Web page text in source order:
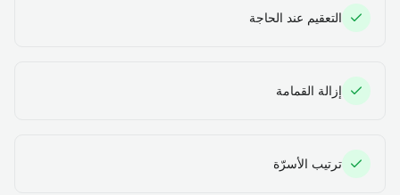
التعقيم عند الحاجة
إزالة القمامة
ترتيب الأسرّة